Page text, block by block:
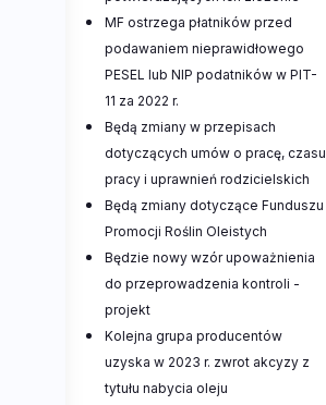
MF ostrzega płatników przed
podawaniem nieprawidłowego
PESEL lub NIP podatników w PIT-
11 za 2022 r.
Będą zmiany w przepisach
dotyczących umów o pracę, czasu
pracy i uprawnień rodzicielskich
Będą zmiany dotyczące Funduszu
Promocji Roślin Oleistych
Będzie nowy wzór upoważnienia
do przeprowadzenia kontroli -
projekt
Kolejna grupa producentów
uzyska w 2023 r. zwrot akcyzy z
tytułu nabycia oleju